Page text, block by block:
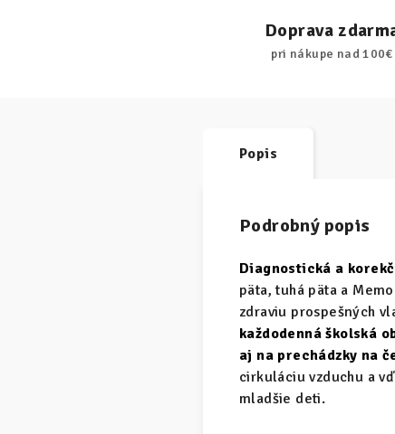
Doprava
pri nákupe nad 100€
Popis
Podrobný popis
Diagnostická a
päta, tuhá päta a
zdraviu prospešných
každodenná školská
aj na prechádzky na
cirkuláciu vzduchu a
mladšie deti.